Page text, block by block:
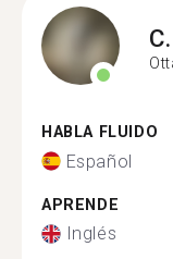
C.
HABLA FLUIDO
Español
APRENDE
Inglés